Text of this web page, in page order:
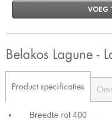
VOEG
Belakos Lagune -
Product specificaties
Breedte rol 400